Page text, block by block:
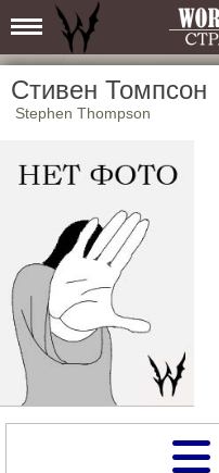
Стивен Томпсон
Stephen Thompson